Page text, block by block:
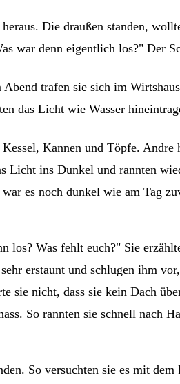
Die draußen standen,
war denn eigentlich los?" Der
trafen sie sich im
das Licht wie Wasser
Kannen und Töpfe.
Licht ins Dunkel und rannten
es noch dunkel wie am Tag
Was fehlt euch?" Sie
erstaunt und schlugen ihm
sie nicht, dass sie kein Dach
So rannten sie schnell nach
So versuchten sie es mit dem